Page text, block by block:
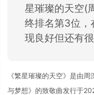
星璀璨的天空(
终排名第3位，
现良好但还有
《繁星璀璨的天空》是由
与梦想》的致敬曲发行于